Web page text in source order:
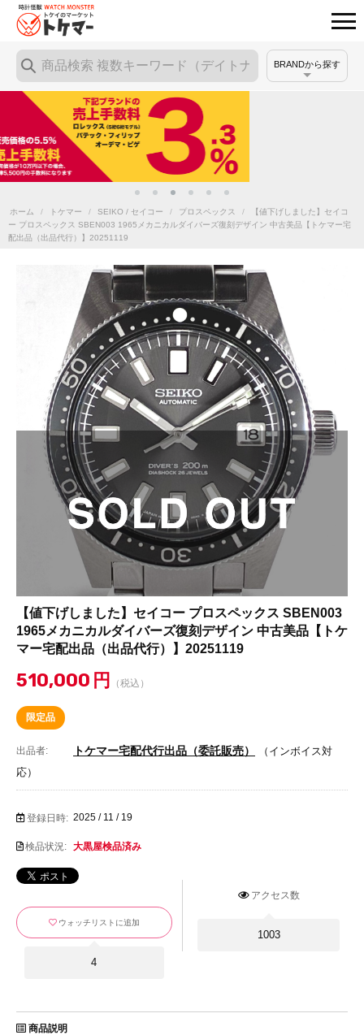
BRANDから探す
ホーム / トケマー / SEIKO / セイコー / プロスペックス /
【値下げしました】セイコ
ー プロスペックス SBEN003 1965メカニカルダイバーズ復刻デザイン 中古美品【トケマー宅
配出品（出品代行）】20251119
【値下げしました】セイコー プロスペックス SBEN003
1965メカニカルダイバーズ復刻デザイン 中古美品【トケ
マー宅配出品（出品代行）】20251119
510,000 円 （税込）
限定品
出品者: トケマー宅配代行出品（委託販売）
（インボイス対
応）
登録日時: 2025 / 11 / 19
検品状況: 大黒屋検品済み
アクセス数
1003
ウォッチリストに追加
4
商品説明